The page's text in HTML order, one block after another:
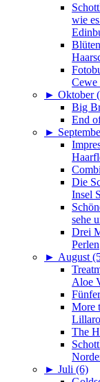
wie
Cewe
► Oktober
Big
End
►
Die
Insel
sehe
Drei
Perlen
► August
Aloe
More
The
► Juli (6)